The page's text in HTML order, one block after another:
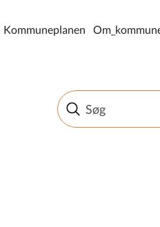
kl-GL
Kommuneplanen